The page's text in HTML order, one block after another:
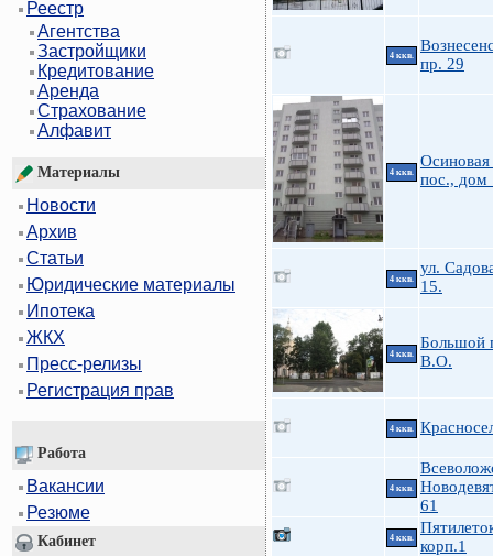
Реестр
Агентства
Застройщики
Кредитование
Аренда
Страхование
Алфавит
Материалы
Новости
Архив
Статьи
Юридические материалы
Ипотека
ЖКХ
Пресс-релизы
Регистрация прав
Работа
Вакансии
Резюме
Кабинет
4 ккв.
пр. 29
4 ккв.
пос., дом
4 ккв.
ул.
15.
4 ккв.
Большой
В.О.
4 ккв.
4 ккв.
61
4 ккв.
корп.1